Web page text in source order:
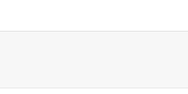
وخصوصية